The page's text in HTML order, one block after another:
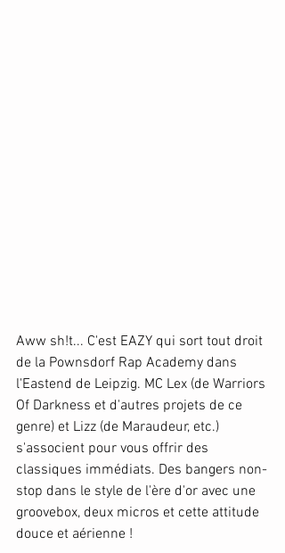
Aww sh!t... C'est EAZY qui sort tout droit
de la Pownsdorf Rap Academy dans
l'Eastend de Leipzig. MC Lex (de Warriors
Of Darkness et d'autres projets de ce
genre) et Lizz (de Maraudeur, etc.)
s'associent pour vous offrir des
classiques immédiats. Des bangers non-
stop dans le style de l'ère d'or avec une
groovebox, deux micros et cette attitude
douce et aérienne !